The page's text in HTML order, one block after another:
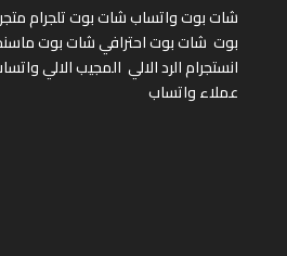
شات بوت واتسابشات بوت تلجرام
بوت شات بوت احترافيشات بوت
انستجرامالرد الالي المجيب الالي
عملاء واتساب